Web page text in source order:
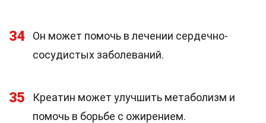
34
Он может помочь в лечении сердечно-
сосудистых заболеваний.
35
Креатин может улучшить метаболизм и
помочь в борьбе с ожирением.